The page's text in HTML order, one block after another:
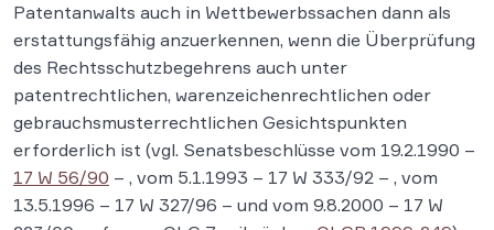
Patentanwalts auch in Wettbewerbssachen dann als
erstattungsfähig anzuerkennen, wenn die Überprüfung
des Rechtsschutzbegehrens auch unter
patentrechtlichen, warenzeichenrechtlichen oder
gebrauchsmusterrechtlichen Gesichtspunkten
erforderlich ist (vgl. Senatsbeschlüsse vom 19.2.1990 –
17 W 56/90 – , vom 5.1.1993 – 17 W 333/92 – , vom
13.5.1996 – 17 W 327/96 – und vom 9.8.2000 – 17 W